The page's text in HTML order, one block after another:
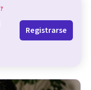
?
Registrarse